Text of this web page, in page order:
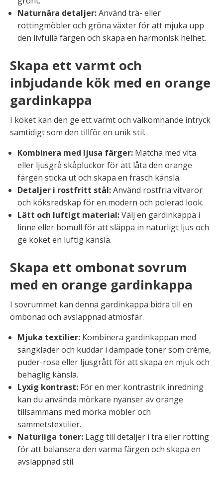
Naturnära detaljer:Använd trä- eller
rottingmöbler och gröna växter för att mjuka upp
den livfulla färgen och skapa en harmonisk helhet.
Skapa ett varmt och
inbjudande kök med en orange
gardinkappa
I köket kan den ge ett varmt och välkomnande intryck
samtidigt som den tillför en unik stil.
Kombinera med ljusa färger: Matcha med vita
eller ljusgrå skåpluckor för att låta den orange
färgen sticka ut och skapa en fräsch känsla.
Detaljer i rostfritt stål:Använd rostfria vitvaror
och köksredskap för en modern och polerad look.
Lätt och luftigt material:Välj en gardinkappa i
linne eller bomull för att släppa in naturligt ljus och
ge köket en luftig känsla.
Skapa ett ombonat sovrum
med en orange gardinkappa
I sovrummet kan denna gardinkappa bidra till en
ombonad och avslappnad atmosfär.
Mjuka textilier: Kombinera gardinkappan med
sängkläder och kuddar i dämpade toner som crème,
puder-rosa eller ljusgrått för att skapa en mjuk och
behaglig känsla.
Lyxig kontrast: För en mer kontrastrik inredning
kan du använda mörkare nyanser av orange
tillsammans med mörka möbler och
sammetstextilier.
Naturliga toner: Lägg till detaljer i trä eller rotting
för att balansera den varma färgen och skapa en
avslappnad stil.